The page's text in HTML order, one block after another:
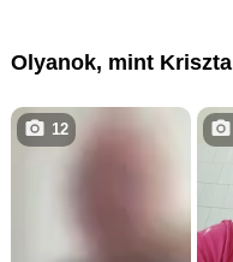
Olyanok, mint Kriszta
12